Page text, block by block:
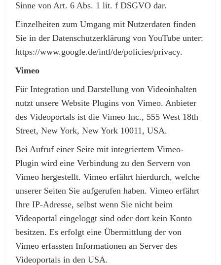
Sinne von Art. 6 Abs. 1 lit. f DSGVO dar.
Einzelheiten zum Umgang mit Nutzerdaten finden
Sie in der Datenschutzerklärung von YouTube unter:
https://www.google.de/intl/de/policies/privacy.
Vimeo
Für Integration und Darstellung von Videoinhalten
nutzt unsere Website Plugins von Vimeo. Anbieter
des Videoportals ist die Vimeo Inc., 555 West 18th
Street, New York, New York 10011, USA.
Bei Aufruf einer Seite mit integriertem Vimeo-
Plugin wird eine Verbindung zu den Servern von
Vimeo hergestellt. Vimeo erfährt hierdurch, welche
unserer Seiten Sie aufgerufen haben. Vimeo erfährt
Ihre IP-Adresse, selbst wenn Sie nicht beim
Videoportal eingeloggt sind oder dort kein Konto
besitzen. Es erfolgt eine Übermittlung der von
Vimeo erfassten Informationen an Server des
Videoportals in den USA.